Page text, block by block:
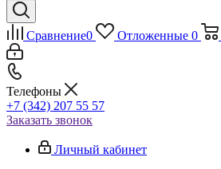
Сравнение0 Отложенные 0
Телефоны
+7 (342) 207 55 57
Заказать звонок
Личный кабинет